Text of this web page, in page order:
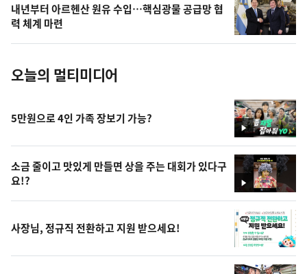
사
진
내년부터 아르헨산 원유 수입…핵심광물 공급망 협
력 체계 마련
오늘의 멀티미디어
영
상
5만원으로 4인 가족 장보기 가능?
영
상
소금 줄이고 맛있게 만들면 상을 주는 대회가 있다구
요!?
사장님, 정규직 전환하고 지원 받으세요!